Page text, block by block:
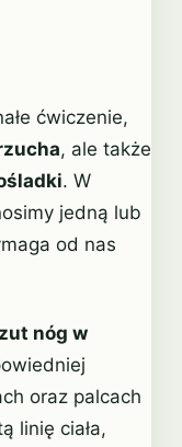
ćwiczenie,
, ale także
. W
jedną lub
od nas
nóg w
oraz palcach
linię ciała,